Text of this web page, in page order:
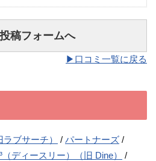
稿フォームへ
▶︎口コミ一覧に戻る
ブサーチ）
パートナーズ
（ディースリー）（旧 Dine）